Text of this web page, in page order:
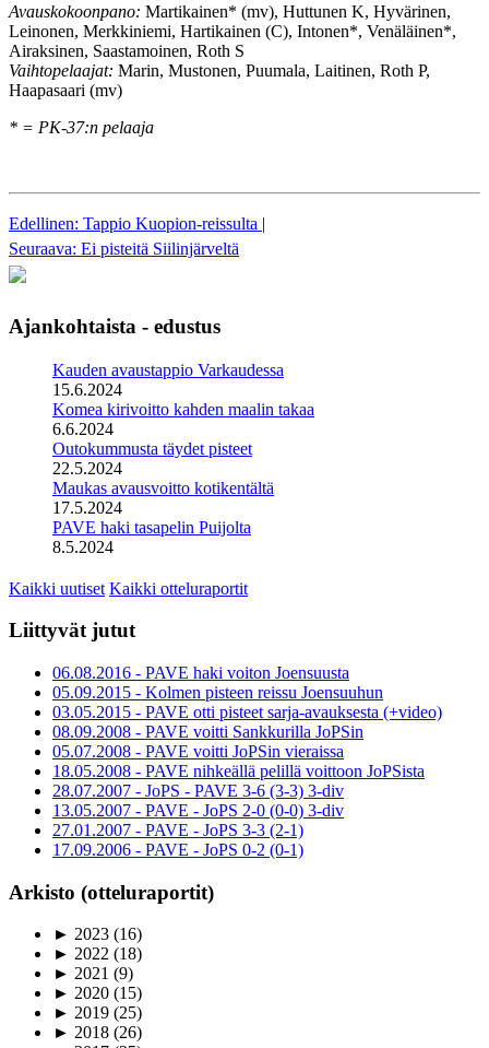
Avauskokoonpano: Martikainen* (mv), Huttunen K, Hyvärinen,
Leinonen, Merkkiniemi, Hartikainen (C), Intonen*, Venäläinen*,
Airaksinen, Saastamoinen, Roth S
Vaihtopelaajat: Marin, Mustonen, Puumala, Laitinen, Roth P,
Haapasaari (mv)
* = PK-37:n pelaaja
Edellinen: Tappio Kuopion-reissulta |
Seuraava: Ei pisteitä Siilinjärveltä
Ajankohtaista - edustus
Kauden avaustappio Varkaudessa
15.6.2024
Komea kirivoitto kahden maalin takaa
6.6.2024
Outokummusta täydet pisteet
22.5.2024
Maukas avausvoitto kotikentältä
17.5.2024
PAVE haki tasapelin Puijolta
8.5.2024
Kaikki uutiset Kaikki otteluraportit
Liittyvät jutut
06.08.2016 - PAVE haki voiton Joensuusta
05.09.2015 - Kolmen pisteen reissu Joensuuhun
03.05.2015 - PAVE otti pisteet sarja-avauksesta (+video)
08.09.2008 - PAVE voitti Sankkurilla JoPSin
05.07.2008 - PAVE voitti JoPSin vieraissa
18.05.2008 - PAVE nihkeällä pelillä voittoon JoPSista
28.07.2007 - JoPS - PAVE 3-6 (3-3) 3-div
13.05.2007 - PAVE - JoPS 2-0 (0-0) 3-div
27.01.2007 - PAVE - JoPS 3-3 (2-1)
17.09.2006 - PAVE - JoPS 0-2 (0-1)
Arkisto (otteluraportit)
► 2023 (16)
► 2022 (18)
► 2021 (9)
► 2020 (15)
► 2019 (25)
► 2018 (26)